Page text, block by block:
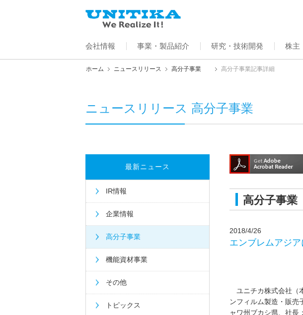
会社情報 事業・製品紹介 研究・技術開発 株主
ホーム ニュースリリース 高分子事業 高分子事業記事詳細
ニュースリリース 高分子事業
高分子事業
2018/4/26
エンブレムアジ
ユニチカ株式会社（
ンフィルム製造・販売
ャワ州ブカシ県、社長
最新ニュース
IR情報
企業情報
高分子事業
機能資材事業
その他
トピックス